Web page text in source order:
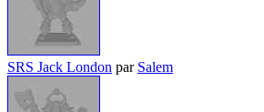
SRS Jack London par Salem